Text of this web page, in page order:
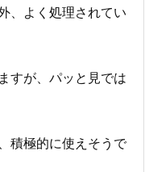
、よく処理されてい
すが、パッと見では
積極的に使えそうで